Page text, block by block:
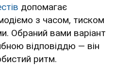
допомагає
з часом, тиском
Обраний вами варіант
відповіддю — він
ритм.